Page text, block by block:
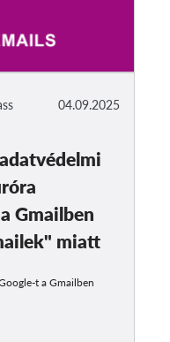
04.09.2025
Gmailben
miatt
t a Gmailben